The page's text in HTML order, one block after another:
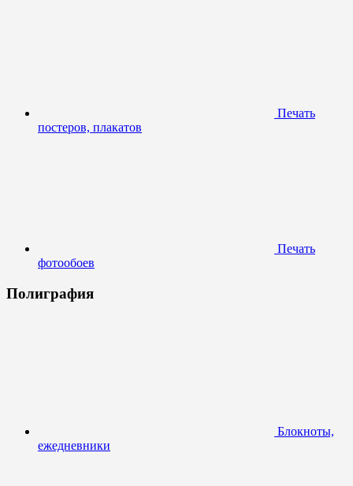
Печать
постеров, плакатов
Печать
фотообоев
Полиграфия
Блокноты,
ежедневники